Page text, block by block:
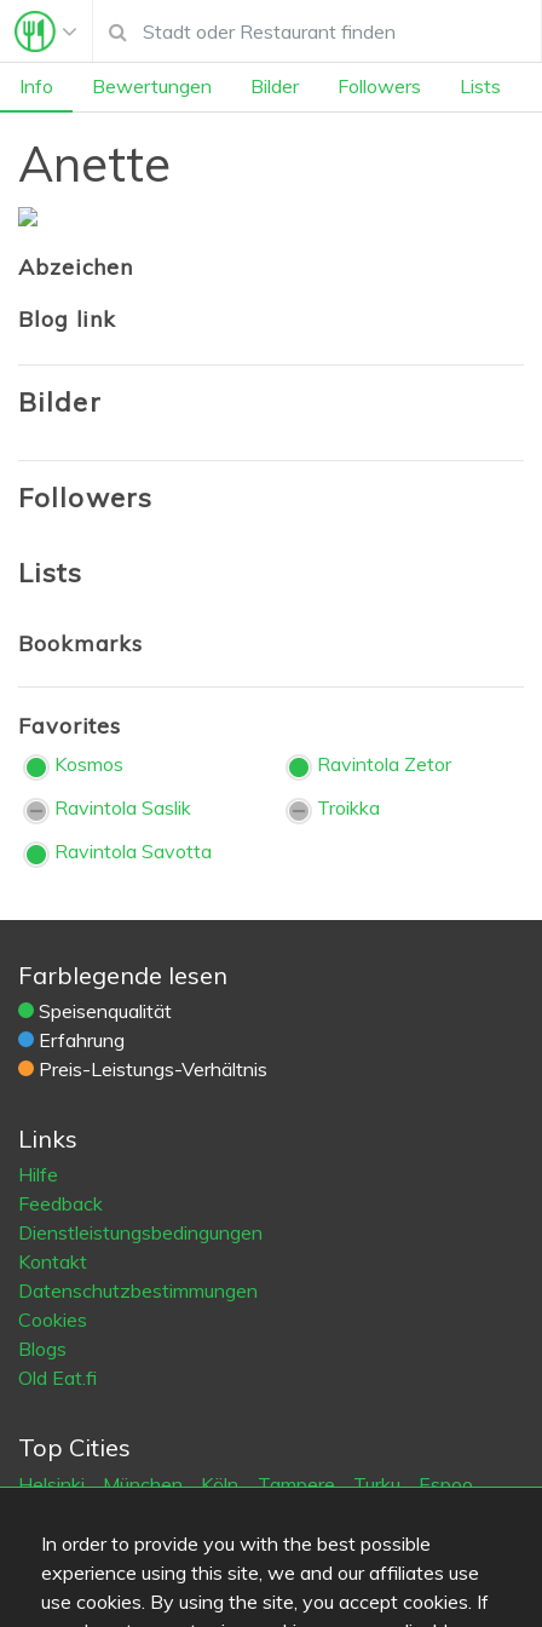
In order to provide you with the best possible
experience using this site, we and our affiliates use
use cookies. By using the site, you accept cookies. If
Info Bewertungen Bilder Followers Lists
Anette
Abzeichen
Blog link
Bilder
Followers
Lists
Bookmarks
Favorites
Kosmos
Ravintola Saslik
Ravintola Savotta
Ravintola Zetor
Troikka
Farblegende lesen
Speisenqualität
Erfahrung
Preis-Leistungs-Verhältnis
Links
Hilfe
Feedback
Dienstleistungsbedingungen
Kontakt
Datenschutzbestimmungen
Cookies
Blogs
Old Eat.fi
Top Cities
Helsinki München Köln Tampere Turku Espoo
Hämeenlinna Rovaniemi Vaasa Porvoo Seinäjoki
Kotka
Mikkeli